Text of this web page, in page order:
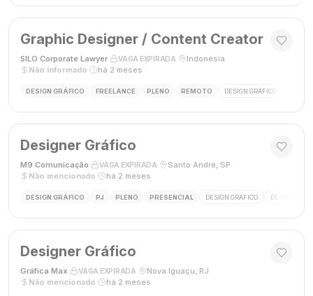
Graphic Designer / Content Creator
SILO Corporate Lawyer VAGA EXPIRADA Indonésia
Não informado
há 2 meses
DESIGN GRÁFICO FREELANCE PLENO REMOTO DESIGN GRÁFICO
Designer Gráfico
M9 Comunicação VAGA EXPIRADA Santo André, SP
Não mencionado
há 2 meses
DESIGN GRÁFICO PJ PLENO PRESENCIAL DESIGN GRÁFICO DESIGNER
Designer Gráfico
Gráfica Max VAGA EXPIRADA Nova Iguaçu, RJ
Não mencionado
há 2 meses